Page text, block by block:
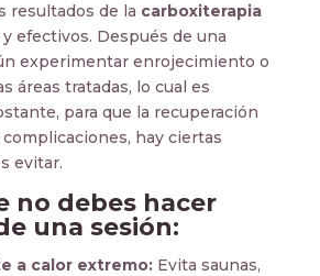
resultados de la carboxiterapia
efectivos. Después de una
experimentar enrojecimiento o
áreas tratadas, lo cual es
para que la recuperación
hay ciertas
evitar.
no debes hacer
una sesión:
a calor extremo:Evita saunas,